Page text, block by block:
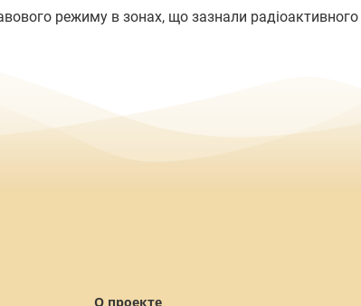
режиму в зонах, що зазнали
О проекте